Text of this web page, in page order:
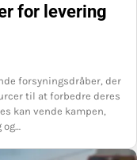
for levering
forsyningsdråber, der
til at forbedre deres
kan vende kampen,
og…